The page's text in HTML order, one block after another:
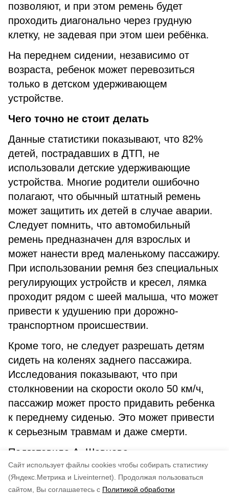
Cайт использует файлы cookies чтобы собирать статистику
(Яндекс.Метрика и Liveinternet).
Продолжая пользоваться
сайтом, Вы соглашаетесь с Политикой обработки
позволяют, и при этом ремень будет
проходить диагонально через грудную
клетку, не задевая при этом шеи ребёнка.
На переднем сидении, независимо от
возраста, ребенок может перевозиться
только в детском удерживающем
устройстве.
Чего точно не стоит делать
Данные статистики показывают, что 82%
детей, пострадавших в ДТП, не
использовали детские удерживающие
устройства. Многие родители ошибочно
полагают, что обычный штатный ремень
может защитить их детей в случае аварии.
Следует помнить, что автомобильный
ремень предназначен для взрослых и
может нанести вред маленькому пассажиру.
При использовании ремня без специальных
регулирующих устройств и кресел, лямка
проходит рядом с шеей малыша, что может
привести к удушению при дорожно-
транспортном происшествии.
Кроме того, не следует разрешать детям
сидеть на коленях заднего пассажира.
Исследования показывают, что при
столкновении на скорости около 50 км/ч,
пассажир может просто придавить ребенка
к переднему сиденью. Это может привести
к серьезным травмам и даже смерти.
Подготовила А. Шевцова.